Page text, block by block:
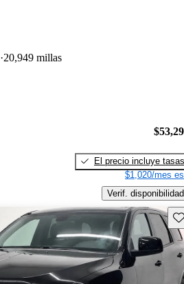
20,949 millas
El precio incluye tasas
$1,020/mes
Verif. disponibilidad